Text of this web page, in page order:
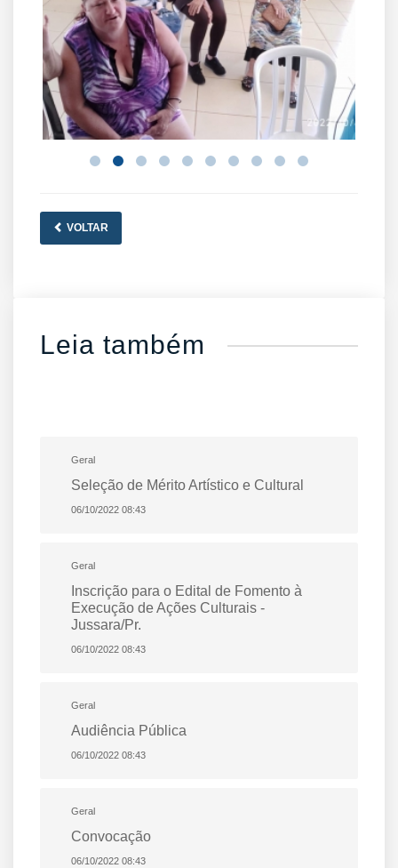
VOLTAR
Leia também
Geral
Seleção de Mérito Artístico e Cultural
06/10/2022 08:43
Geral
Inscrição para o Edital de Fomento à
Execução de Ações Culturais -
Jussara/Pr.
06/10/2022 08:43
Geral
Audiência Pública
06/10/2022 08:43
Geral
Convocação
06/10/2022 08:43